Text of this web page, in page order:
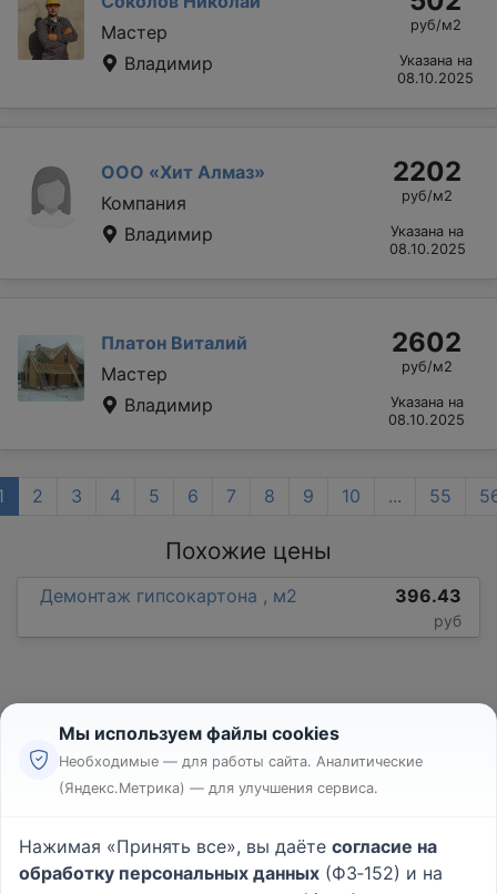
Мастер
Владимир
руб/м2
Указана на
08.10.2025
ООО «Хит Алмаз»
Компания
Владимир
2202
руб/м2
Указана на
08.10.2025
Платон Виталий
Мастер
Владимир
2602
руб/м2
Указана на
08.10.2025
2 3 4 5 6 7 8 9 10 ... 55
Похожие цены
Демонтаж гипсокартона , м2 396.43
руб
Реклама
Пользовательское соглашение
Политика конфиденциальности
Мы используем файлы cookies
Необходимые — для работы сайта. Аналитические
(Яндекс.Метрика) — для улучшения сервиса.
Нажимая «Принять все», вы даёте согласие на
обработку персональных данных (ФЗ‑152) и на